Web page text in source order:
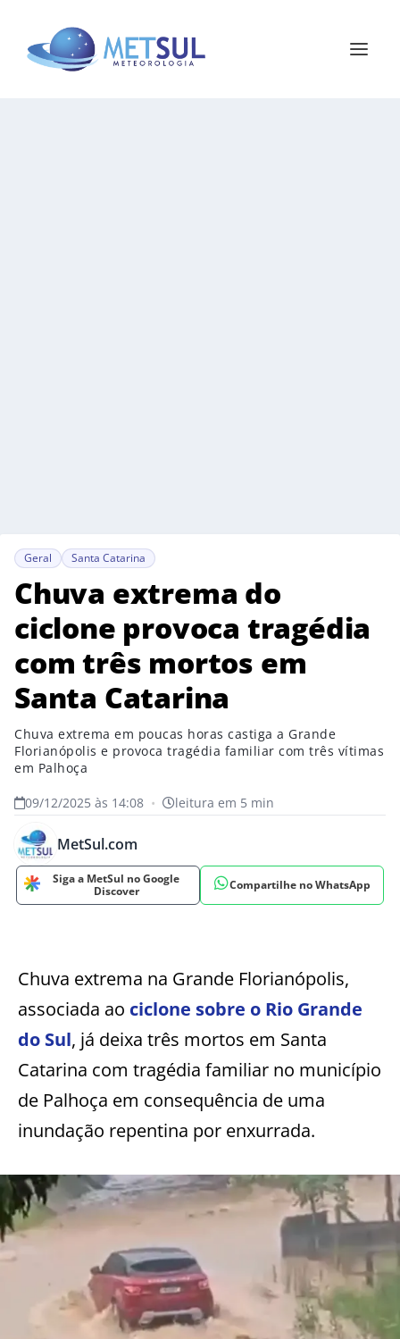
Geral Santa Catarina
Chuva extrema do
ciclone provoca tragédia
com três mortos em
Santa Catarina
Chuva extrema em poucas horas castiga a Grande
Florianópolis e provoca tragédia familiar com três vítimas
em Palhoça
09/12/2025 às 14:08 • leitura em 5 min
MetSul.com
Siga a MetSul no Google
Discover
Compartilhe no WhatsApp
Chuva extrema na Grande Florianópolis,
associada ao ciclone sobre o Rio Grande
do Sul, já deixa três mortos em Santa
Catarina com tragédia familiar no município
de Palhoça em consequência de uma
inundação repentina por enxurrada.